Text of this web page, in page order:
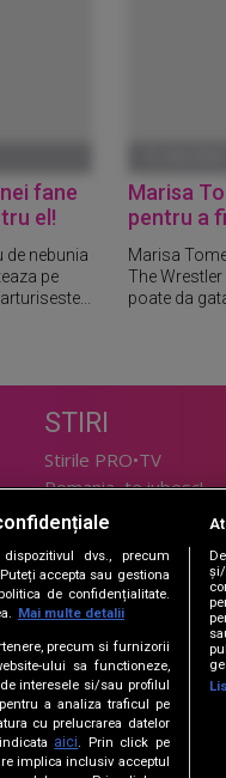
fane
el!
de nebunia
pe
Marisa
pentru a
Marisa
The Wrestler
poate da
STIRI
Stirile PRO•TV
Romania, te iubesc!
TEHNOLOGIE
I Like IT
SPORT
Sport.ro
PRO•ARENA
dvs., precum
accepta sau gestiona
de confidențialitate.
Mai multe detalii
precum si furnizorii
ului sa functioneze,
interesele si/sau profilul
a analiza traficul pe
cu prelucrarea datelor
aici. Prin click pe
implica inclusiv acceptul
și/